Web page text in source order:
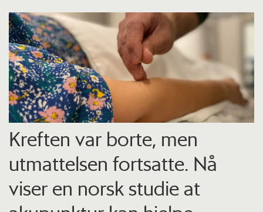
Kreften var borte, men
utmattelsen fortsatte. Nå
viser en norsk studie at